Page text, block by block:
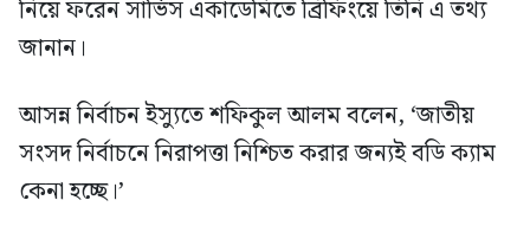
নিয়ে ফরেন সার্ভিস একাডেমিতে ব্রিফিংয়ে তিনি এ তথ্য
জানান।
আসন্ন নির্বাচন ইস্যুতে শফিকুল আলম বলেন, ‘জাতীয়
সংসদ নির্বাচনে নিরাপত্তা নিশ্চিত করার জন্যই বডি ক্যাম
কেনা হচ্ছে।’